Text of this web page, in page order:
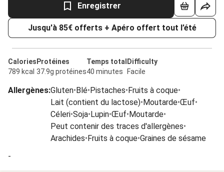
Enregistrer
Jusqu'à 85€ offerts + Apéro offert tout l’été
Calories
789 kcal
Protéines
37.9g protéines
Temps total
40 minutes
Difficulty
Facile
Allergènes:Gluten•Blé•Pistaches•Fruits à coque•
Lait (contient du lactose)•Moutarde•Œuf•
Céleri•Soja•Lupin•Œuf•Moutarde•
Peut contenir des traces d'allergènes•
Arachides•Fruits à coque•Graines de sésame
-